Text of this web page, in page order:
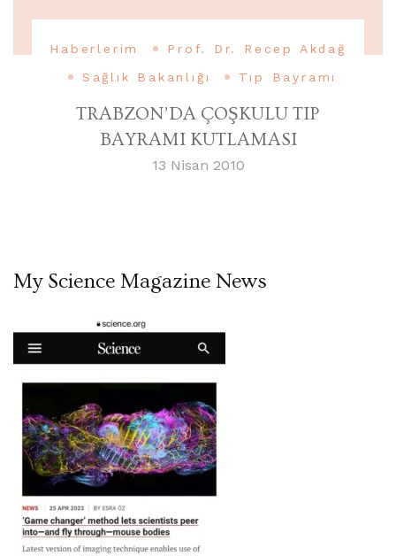
Haberlerim
Prof. Dr. Recep Akdağ
Sağlık Bakanlığı
Tıp Bayramı
TRABZON’DA ÇOŞKULU TIP
BAYRAMI KUTLAMASI
13 Nisan 2010
My Science Magazine News